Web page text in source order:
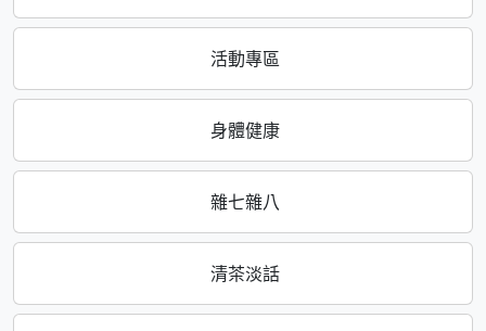
活動專區
身體健康
雜七雜八
清茶淡話